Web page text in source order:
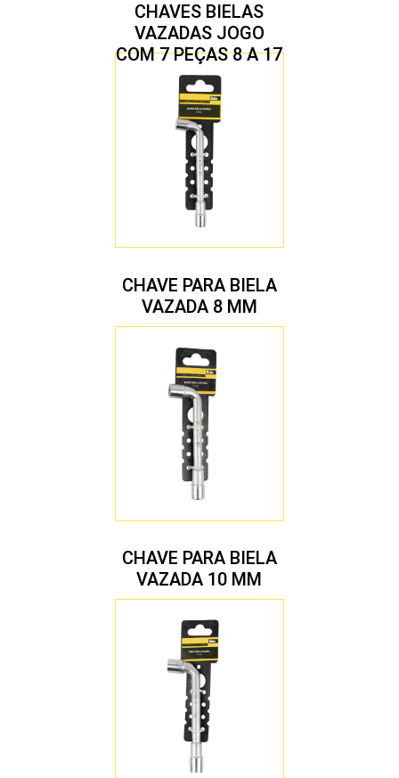
CHAVES BIELAS
VAZADAS JOGO
COM 7 PEÇAS 8 A 17
MM
CHAVE PARA BIELA
VAZADA 8 MM
CHAVE PARA BIELA
VAZADA 10 MM